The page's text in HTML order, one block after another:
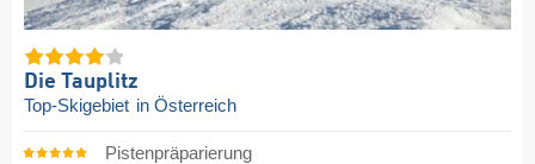
Die Tauplitz
Top-Skigebiet in Österreich
Pistenpräparierung